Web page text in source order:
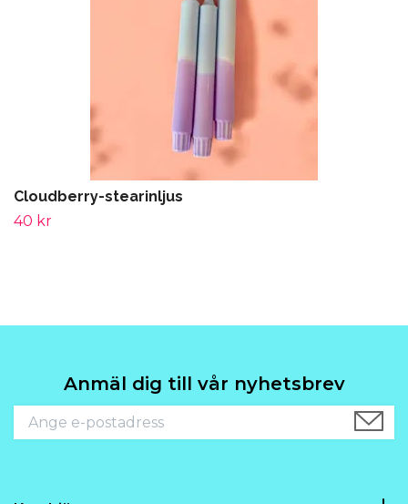
Cloudberry-stearinljus
40 kr
Anmäl dig till vår nyhetsbrev